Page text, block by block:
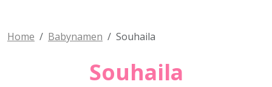
Home Babynamen Souhaila
Souhaila